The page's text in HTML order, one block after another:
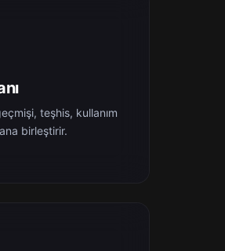
teşhis, kullanım
birleştirir.